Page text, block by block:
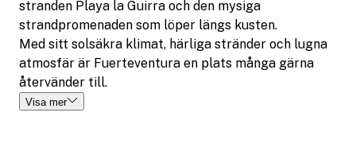
stranden Playa la Guirra och den mysiga
strandpromenaden som löper längs kusten.
Med sitt solsäkra klimat, härliga stränder och lugna
atmosfär är Fuerteventura en plats många gärna
återvänder till.
Visa mer